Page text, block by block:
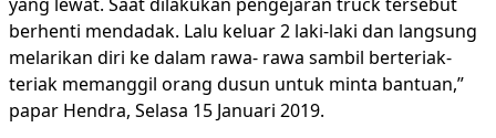
berhenti mendadak. Lalu keluar 2 laki-laki dan langsung
melarikan diri ke dalam rawa- rawa sambil berteriak-
teriak memanggil orang dusun untuk minta bantuan,”
papar Hendra, Selasa 15 Januari 2019.